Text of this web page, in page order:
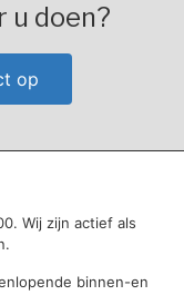
u doen?
op
Wij zijn actief als
binnen-en